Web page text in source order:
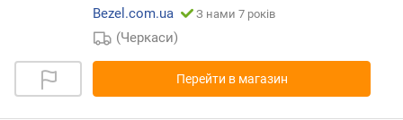
Bezel.com.ua
З нами 7 років
(Черкаси)
Перейти в магазин